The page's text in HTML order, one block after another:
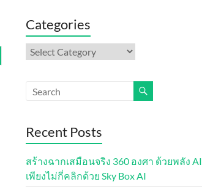
Categories
Categories
Recent Posts
สร้างฉากเสมือนจริง 360 องศา ด้วยพลัง AI
เพียงไม่กี่คลิกด้วย Sky Box AI